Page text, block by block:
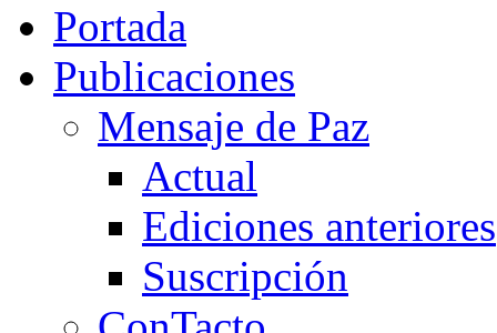
Portada
Publicaciones
Mensaje de Paz
Actual
Ediciones anteriores
Suscripción